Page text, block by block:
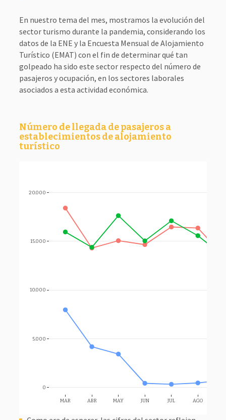
En nuestro tema del mes, mostramos la evolución del
sector turismo durante la pandemia, considerando los
datos de la ENE y la Encuesta Mensual de Alojamiento
Turístico (EMAT) con el fin de determinar qué tan
golpeado ha sido este sector respecto del número de
pasajeros y ocupación, en los sectores laborales
asociados a esta actividad económica.
Número de llegada de pasajeros a
establecimientos de alojamiento
turístico
MAR ABR MAY JUN JUL AGO
0
5.000
10.000
15.000
20.000